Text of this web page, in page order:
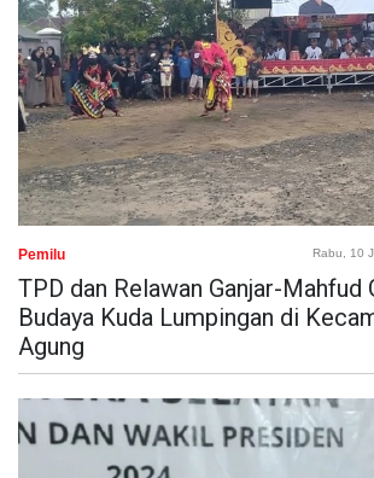
Pemilu Rabu, 10
TPD dan Relawan Ganjar-Mahfud
Budaya Kuda Lumpingan di
Agung